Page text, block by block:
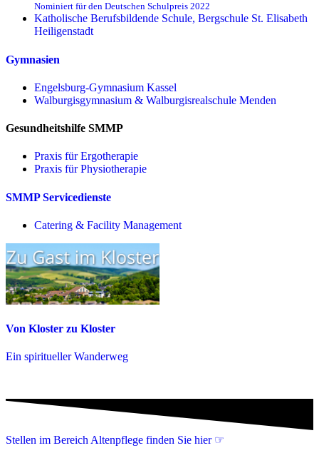
Nominiert für den Deutschen Schulpreis 2022
Katholische Berufsbildende Schule, Bergschule St. Elisabeth
Heiligenstadt
Gymnasien
Engelsburg-Gymnasium Kassel
Walburgisgymnasium & Walburgisrealschule Menden
Gesundheitshilfe SMMP
Praxis für Ergo­therapie
Praxis für Physio­therapie
SMMP Servicedienste
Catering & Facility Management
Von Kloster zu Kloster
Ein spiritueller Wanderweg
Stellen im Bereich Altenpflege finden Sie hier ☞